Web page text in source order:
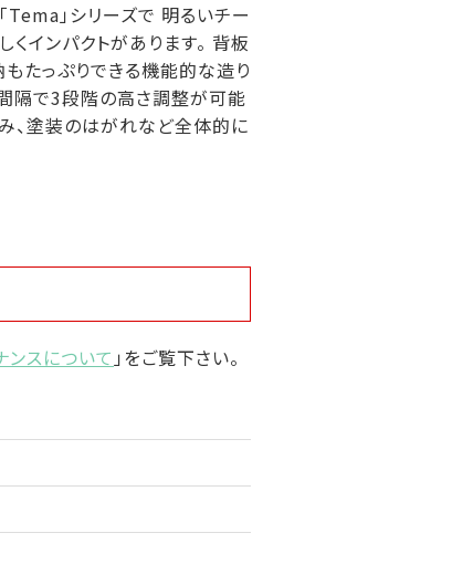
」シリーズで 明るいチー
インパクトがあります。 背板
たっぷりできる機能的な造り
隔で3段階の高さ調整が可能
、塗装のはがれなど全体的に
ンスについて 」をご覧下さい。